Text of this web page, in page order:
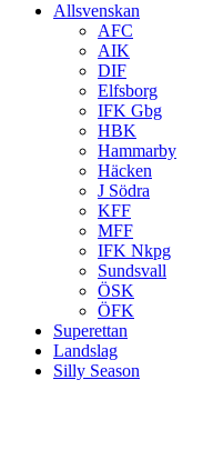
Allsvenskan
AFC
AIK
DIF
Elfsborg
IFK Gbg
HBK
Hammarby
Häcken
J Södra
KFF
MFF
IFK Nkpg
Sundsvall
ÖSK
ÖFK
Superettan
Landslag
Silly Season